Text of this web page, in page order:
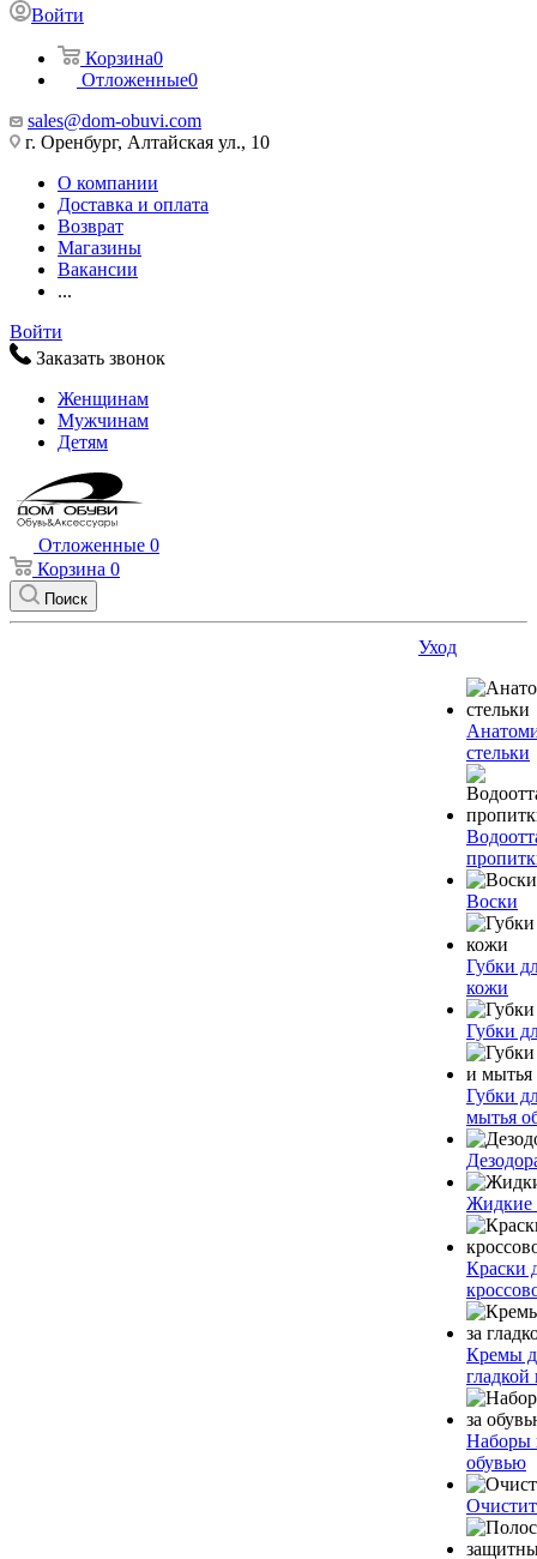
Войти
Корзина0
Отложенные0
sales@dom-obuvi.com
г. Оренбург, Алтайская ул., 10
О компании
Доставка и оплата
Возврат
Магазины
Вакансии
...
Войти
Заказать звонок
Женщинам
Мужчинам
Детям
Отложенные 0
Корзина 0
Поиск
Уход
стельки
Воски
Губки
кожи
Губки
Губки
мытья
Жидкие
Краски
Кремы
гладкой
Наборы
обувью